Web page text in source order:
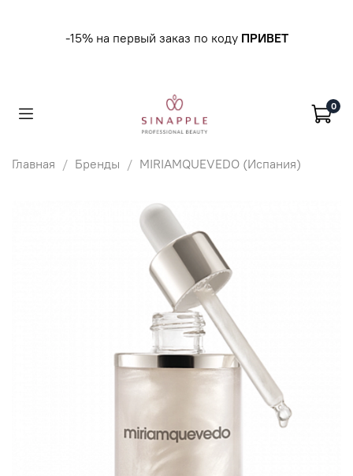
-15% на первый заказ по коду ПРИВЕТ
0
Главная Бренды MIRIAMQUEVEDO (Испания)